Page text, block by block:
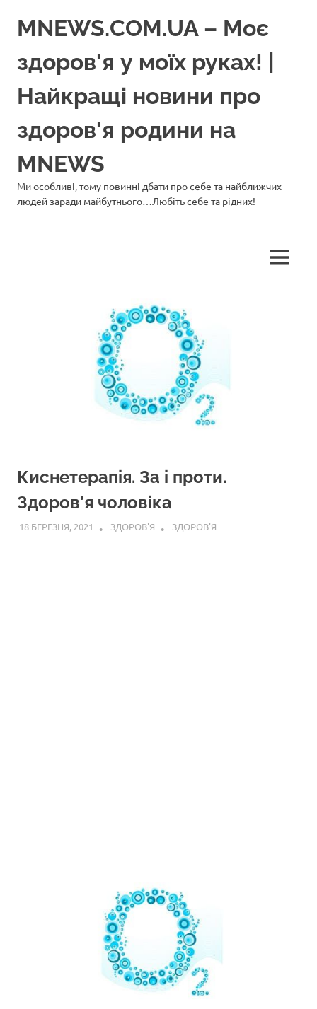
MNEWS.COM.UA – Моє
здоров'я у моїх руках! |
Найкращі новини про
здоров'я родини на
MNEWS
Ми особливі, тому повинні дбати про себе та найближчих
людей заради майбутнього…Любіть себе та рідних!
МЕНЮ
Киснетерапія. За і проти.
Здоров’я чоловіка
18 БЕРЕЗНЯ, 2021 ЗДОРОВ'Я ЗДОРОВ'Я